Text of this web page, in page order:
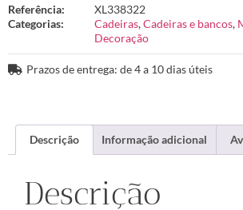
Referência:
XL338322
Categorias:
Cadeiras,Cadeiras e bancos,
Decoração
Prazos de entrega: de 4 a 10 dias úteis
Descrição Informação adicional
Descrição